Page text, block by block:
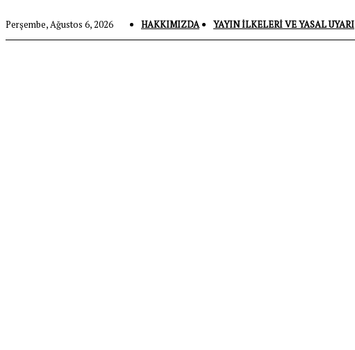
Perşembe, Ağustos 6, 2026 HAKKIMIZDA YAYIN İLKELERI VE YASAL UYARI